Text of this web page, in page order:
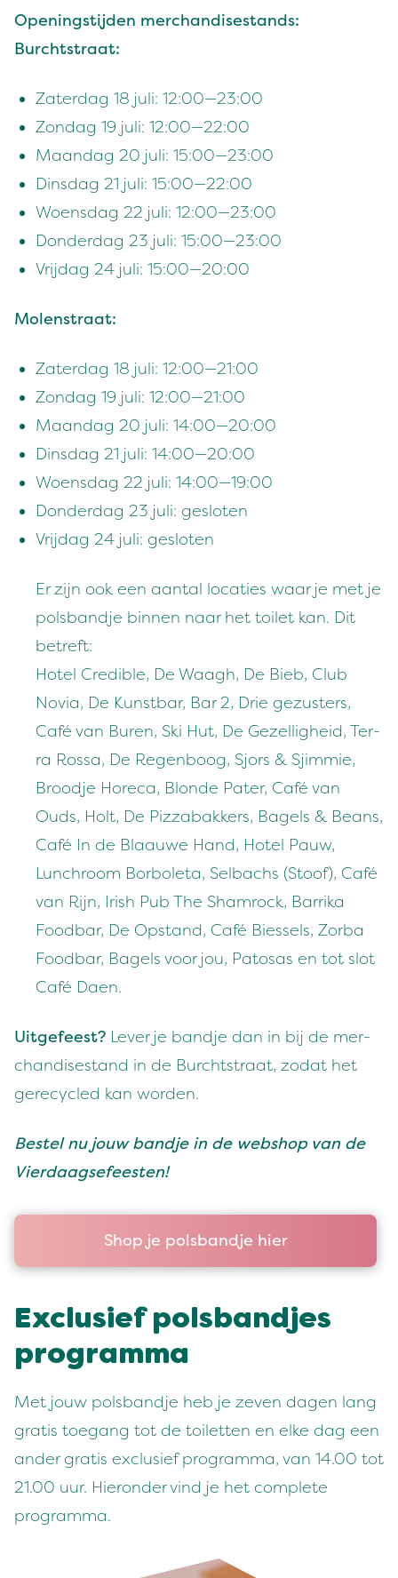
Open­ingsti­j­den mer­chan­dis­e­s­tands:
Burcht­straat:
Zater­dag 18 juli: 12:00—23:00
Zondag 19 juli: 12:00—22:00
Maandag 20 juli: 15:00—23:00
Dins­dag 21 juli: 15:00—22:00
Woens­dag 22 juli: 12:00—23:00
Don­derdag 23 juli: 15:00—23:00
Vri­jdag 24 juli: 15:00—20:00
Molen­straat:
Zater­dag 18 juli: 12:00—21:00
Zondag 19 juli: 12:00—21:00
Maandag 20 juli: 14:00—20:00
Dins­dag 21 juli: 14:00—20:00
Woens­dag 22 juli: 14:00—19:00
Don­derdag 23 juli: gesloten
Vri­jdag 24 juli: gesloten
Er zijn ook een aan­tal locaties waar je met je
pols­band­je bin­nen naar het toi­let kan. Dit
betre­ft:
Hotel Cred­i­ble, De Waagh, De Bieb, Club
Novia, De Kun­st­bar, Bar 2, Drie gezusters,
Café van Buren, Ski Hut, De Gezel­ligheid, Ter­
ra Rossa, De Regen­boog, Sjors & Sjim­mie,
Brood­je Hore­ca, Blonde Pater, Café van
Ouds, Holt, De Piz­z­abakkers, Bagels & Beans,
Café In de Blaauwe Hand, Hotel Pauw,
Lunch­room Bor­bo­le­ta, Sel­bachs (Stoof), Café
van Rijn, Irish Pub The Sham­rock, Bar­ri­ka
Food­bar, De Opstand, Café Bies­sels, Zor­ba
Food­bar, Bagels voor jou, Patosas en tot slot
Café Daen.
Uit­ge­feest? Lever je band­je dan in bij de mer­
chan­dis­e­s­tand in de Burcht­straat, zodat het
gere­cy­cled kan worden.
Bestel nu jouw band­je in de web­shop van de
Vierdaagsefeesten!
Shop je polsbandje hier
Exclusief pols­band­jes
programma
Met jouw pols­band­je heb je zeven dagen lang
gratis toe­gang tot de toi­let­ten en elke dag een
ander gratis exclusief pro­gram­ma, van 14.00 tot
21.00 uur. Hieron­der vind je het com­plete
programma.